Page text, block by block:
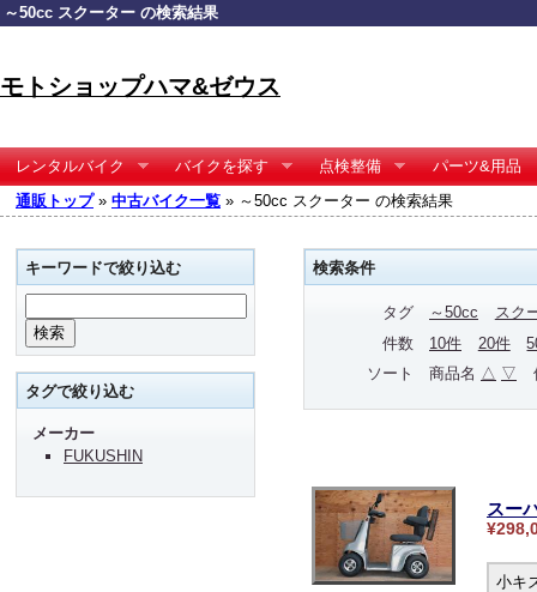
～50cc スクーター の検索結果
モトショップハマ&ゼウス
レンタルバイク バイクを探す 点検整備
パーツ&用品
通販トップ» 中古バイク一覧 » ～50cc スクーター の検索結果
検索条件
タグ ～50cc
スク
件数
10件 20件
ソート
商品名 △ ▽
スー
小キ
キーワードで絞り込む
タグで絞り込む
メーカー
FUKUSHIN